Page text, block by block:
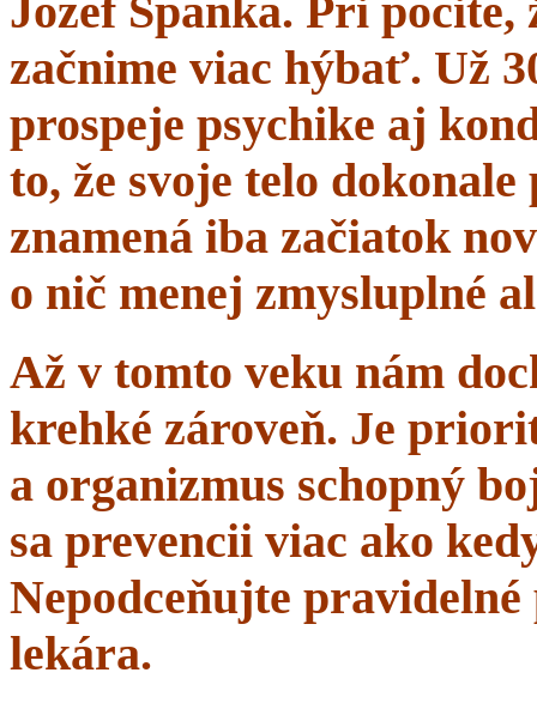
Jozef Španka. Pri
začnime viac hýbať. Už
prospeje psychike aj
to, že svoje telo dokonale
znamená iba začiatok
o nič menej zmysluplné
Až v tomto veku nám
krehké zároveň. Je
a organizmus schopný
sa prevencii viac ako
Nepodceňujte
lekára.